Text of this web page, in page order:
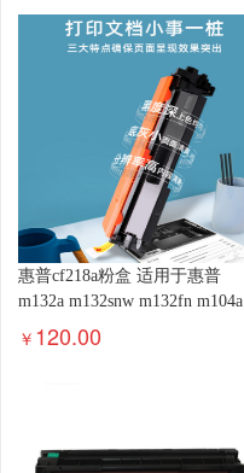
惠普cf218a粉盒 适用于惠普
m132a m132snw m132fn
盒带芯片
￥ 120.00